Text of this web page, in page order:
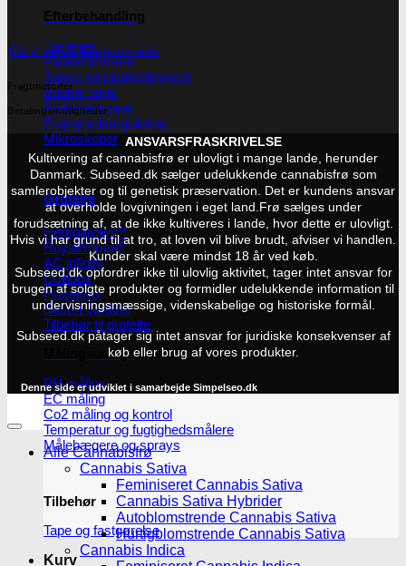
Efterbehandling
Tørrenet
Plantetrimmere
Sakse og plantetrimmere
Bubble bags
Pollenpressere
Fugtighedsregulering
Mikroskoper
Grotelte
Herbgarden™
RoyalRoom®
AC infinity
Cultibox
Homebox
Secret Jardine
Tilbehør til grotelte
Målingsudstyr
PH måling
EC måling
Co2 måling og kontrol
Temperatur og fugtighedsmålere
Målebægere og sprays
Tilbehør
Tape og fastgørelse
Kurv
Gå til vores facebook-side
Fragtmetoder
Betalingsmuligheder
ANSVARSFRASKRIVELSE
Kultivering af cannabisfrø er ulovligt i mange lande, herunder
Danmark. Subseed.dk sælger udelukkende cannabisfrø som
samlerobjekter og til genetisk præservation. Det er kundens ansvar
at overholde lovgivningen i eget land. Frø sælges under
forudsætning af, at de ikke kultiveres i lande, hvor dette er ulovligt.
Hvis vi har grund til at tro, at loven vil blive brudt, afviser vi handlen.
Kunder skal være mindst 18 år ved køb.
Subseed.dk opfordrer ikke til ulovlig aktivitet, tager intet ansvar for
brugen af solgte produkter og formidler udelukkende information til
undervisningsmæssige, videnskabelige og historiske formål.
Subseed.dk påtager sig intet ansvar for juridiske konsekvenser af
køb eller brug af vores produkter.
Denne side er udviklet i samarbejde Simpelseo.dk
Alle Cannabisfrø
Cannabis Sativa
Feminiseret Cannabis Sativa
Cannabis Sativa Hybrider
Autoblomstrende Cannabis Sativa
Hurtigblomstrende Cannabis Sativa
Cannabis Indica